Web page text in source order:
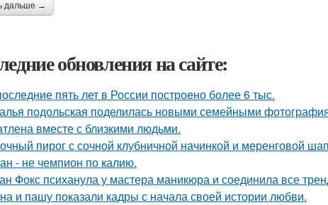
дальше →
обновления на сайте:
пять лет в России построено более 6 тыс.
подольская поделилась новыми семейными
вместе с близкими людьми.
пирог с сочной клубничной начинкой и меренговой
- не чемпион по калию.
Фокс психанула у мастера маникюра и соединила все
и пашу показали кадры с начала своей истории любви.